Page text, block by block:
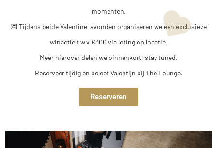
momenten.
💌 Tijdens beide Valentine-avonden organiseren we een exclusieve
winactie t.w.v €300 via loting op locatie.
Meer hierover delen we binnenkort, stay tuned.
Reserveer tijdig en beleef Valentijn bij The Lounge.
Reserveren